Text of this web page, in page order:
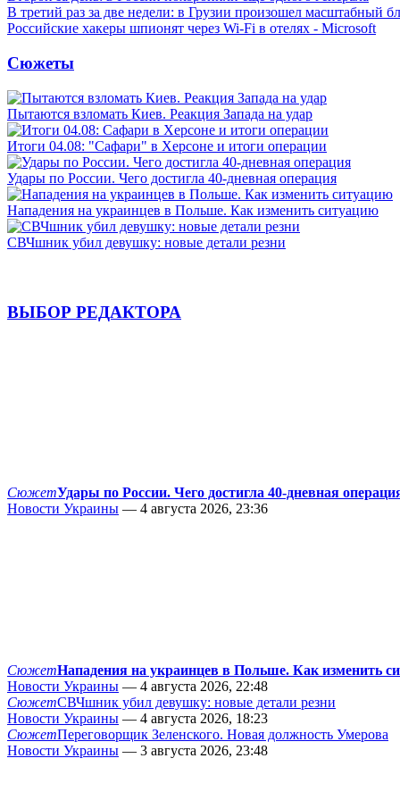
В третий раз за две недели: в Грузии произошел масштабный
Российские хакеры шпионят через Wi-Fi в отелях - Microsoft
Сюжеты
Пытаются взломать Киев. Реакция Запада на удар
Итоги 04.08: "Сафари" в Херсоне и итоги операции
Удары по России. Чего достигла 40-дневная операция
Нападения на украинцев в Польше. Как изменить ситуацию
СВЧшник убил девушку: новые детали резни
ВЫБОР РЕДАКТОРА
СюжетУдары по России. Чего достигла 40-дневная
Новости Украины — 4 августа 2026, 23:36
СюжетНападения на украинцев в Польше. Как изменить
Новости Украины — 4 августа 2026, 22:48
СюжетСВЧшник убил девушку: новые детали резни
Новости Украины — 4 августа 2026, 18:23
СюжетПереговорщик Зеленского. Новая должность Умерова
Новости Украины — 3 августа 2026, 23:48